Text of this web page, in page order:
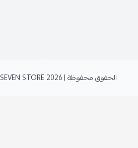
الحقوق محفوظة | 2026 STORE